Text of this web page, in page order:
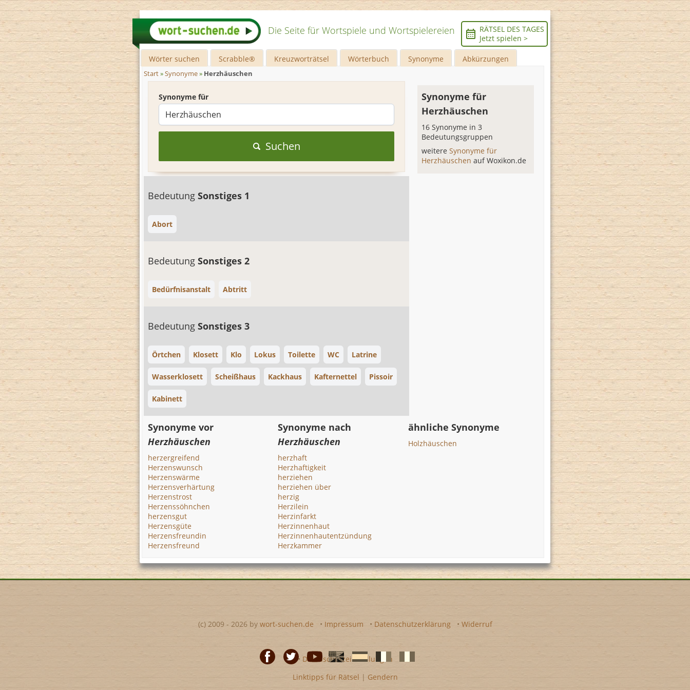
Die Seite für Wortspiele und Wortspielereien
RÄTSEL DES TAGES
Jetzt spielen >
Wörter suchen Scrabble® Kreuzworträtsel Wörterbuch Synonyme Abkürzungen
Start»Synonyme» Herzhäuschen
Synonyme für
Suchen
Bedeutung Sonstiges 1
Abort
Bedeutung Sonstiges 2
Bedürfnisanstalt Abtritt
Bedeutung Sonstiges 3
Örtchen Klosett Klo Lokus Toilette WC Latrine
Wasserklosett Scheißhaus Kackhaus Kafternettel Pissoir
Kabinett
Synonyme für
Herzhäuschen
16 Synonyme in 3
Bedeutungsgruppen
weitereSynonyme für
Herzhäuschenauf Woxikon.de
Synonyme vor
Herzhäuschen
herzergreifend
Herzenswunsch
Herzenswärme
Herzensverhärtung
Herzenstrost
Herzenssöhnchen
herzensgut
Herzensgüte
Herzensfreundin
Herzensfreund
Synonyme nach
Herzhäuschen
herzhaft
Herzhaftigkeit
herziehen
herziehen über
herzig
Herzilein
Herzinfarkt
Herzinnenhaut
Herzinnenhautentzündung
Herzkammer
ähnliche Synonyme
Holzhäuschen
(c) 2009 - 2026 by wort-suchen.de • Impressum • Datenschutzerklärung • Widerruf
• Datenschutzeinstellungen
TwitterYoutubeEnglischeSpanischefranzösicheitalienische
Linktipps für Rätsel | Gendern